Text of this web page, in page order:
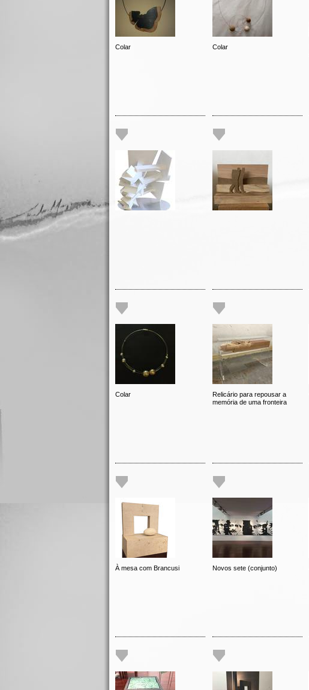
Colar Colar
Colar
Relicário para repousar a
memória de uma fronteira
À mesa com Brancusi Novos sete (conjunto)